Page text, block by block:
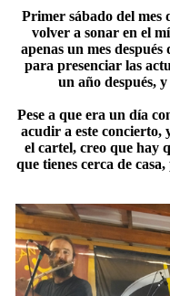
Primer sábado del mes
volver a sonar en el
apenas un mes
para presenciar las
un año después,
Pese a que era un día
acudir a este concierto,
el cartel, creo que hay
que tienes cerca de